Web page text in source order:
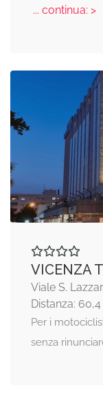
... continua: >
VICENZA
Viale S.
Distanza:
Per i
senza